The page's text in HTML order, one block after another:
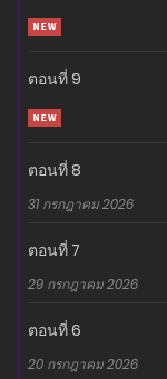
ตอนที่ 9
ตอนที่ 8
31 กรกฎาคม 2026
ตอนที่ 7
29 กรกฎาคม 2026
ตอนที่ 6
20 กรกฎาคม 2026